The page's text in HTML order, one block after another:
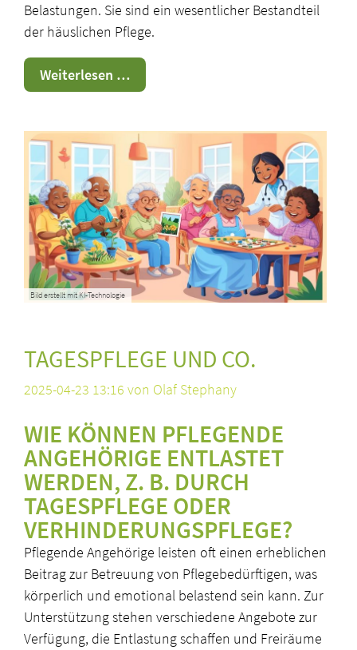
Belastungen. Sie sind ein wesentlicher Bestandteil
der häuslichen Pflege.
Weiterlesen …Hilfsmittel
Bild erstellt mit KI-Technologie
TAGESPFLEGE UND CO.
2025-04-23 13:16 von Olaf Stephany
WIE KÖNNEN PFLEGENDE
ANGEHÖRIGE ENTLASTET
WERDEN, Z. B. DURCH
TAGESPFLEGE ODER
VERHINDERUNGSPFLEGE?
Pflegende Angehörige leisten oft einen erheblichen
Beitrag zur Betreuung von Pflegebedürftigen, was
körperlich und emotional belastend sein kann. Zur
Unterstützung stehen verschiedene Angebote zur
Verfügung, die Entlastung schaffen und Freiräume